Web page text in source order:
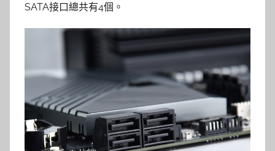
SATA接口總共有4個。